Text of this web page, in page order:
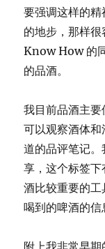
要强调这样的
的地步，那样
Know How 的
的品酒。
我目前品酒主
可以观察酒体
道的品评笔记
享，这个标签
酒比较重要的
喝到的啤酒的信
附上我非常早期